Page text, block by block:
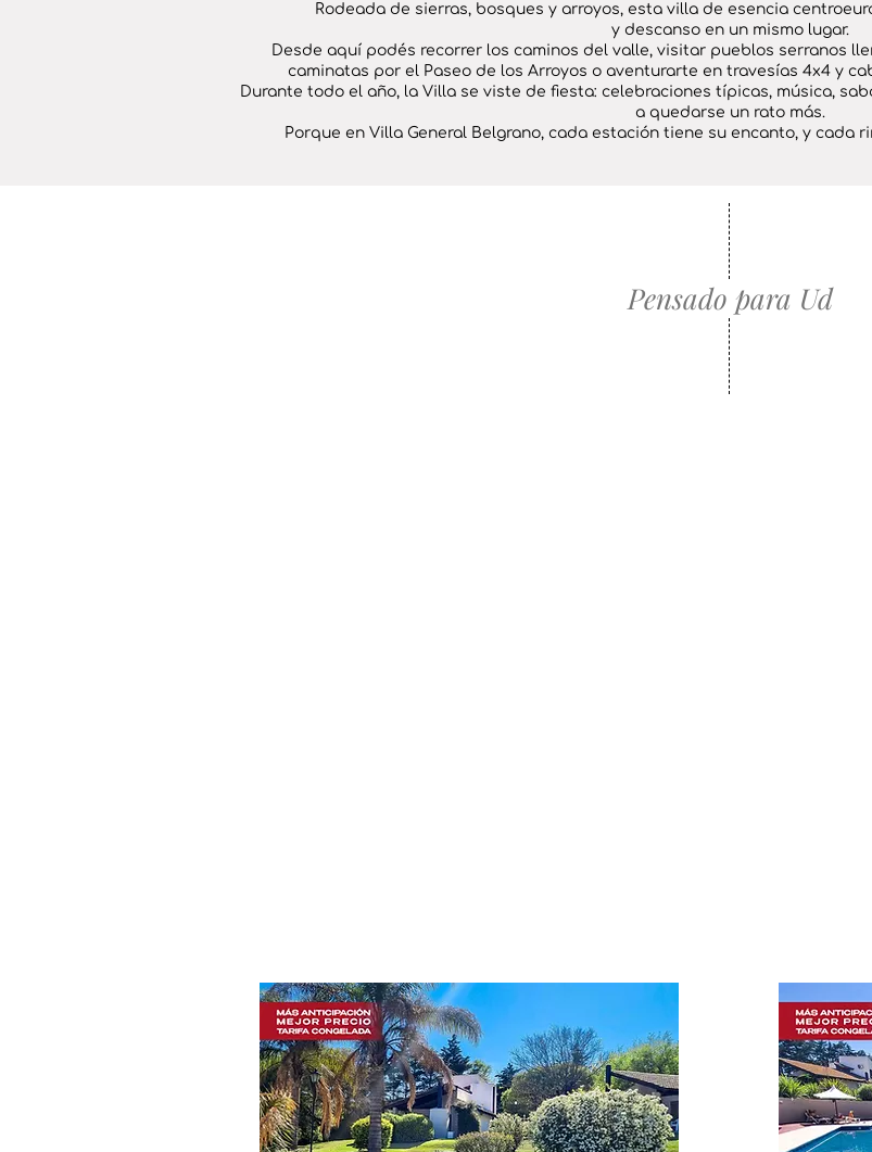
Rodeada de sierras, bosques y arroyos, esta villa de esencia
y descanso en un mismo lugar.
Desde aquí podés recorrer los caminos del valle, visitar pueblos serranos
caminatas por el Paseo de los Arroyos o aventurarte en travesías 4x4 y
Durante todo el año, la Villa se viste de fiesta: celebraciones típicas, música,
a quedarse un rato más.
Porque en Villa General Belgrano, cada estación tiene su encanto, y cada
Pensado para Ud